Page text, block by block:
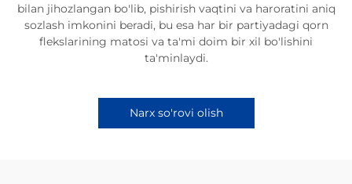
bilan jihozlangan bo'lib, pishirish vaqtini va haroratini aniq
sozlash imkonini beradi, bu esa har bir partiyadagi qorn
flekslarining matosi va ta'mi doim bir xil bo'lishini
ta'minlaydi.
Narx so'rovi olish